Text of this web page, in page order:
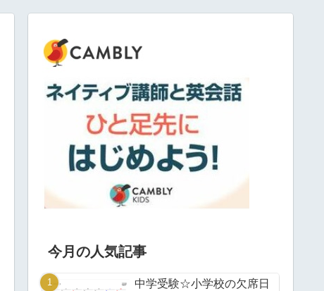
今月の人気記事
中学受験☆小学校の欠席日